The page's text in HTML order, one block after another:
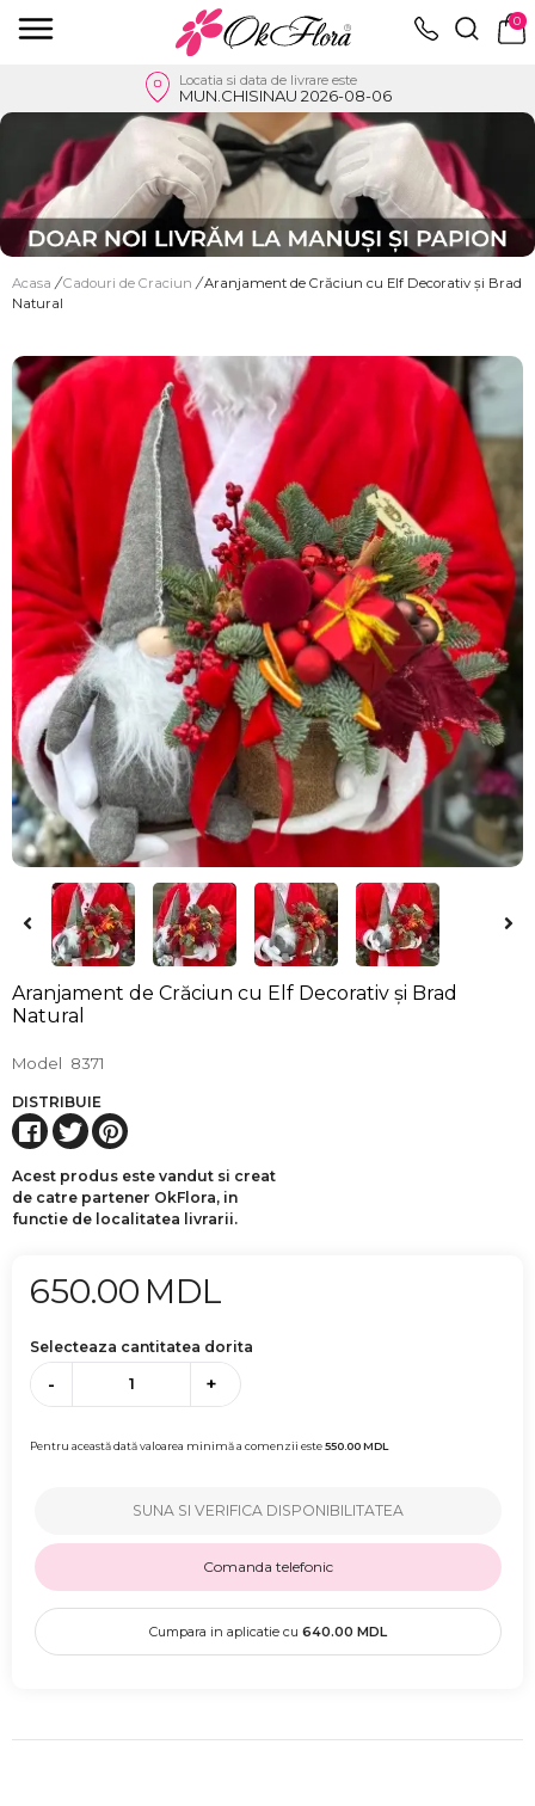
0
Locatia si data de livrare este
MUN.CHISINAU 2026-08-06
Acasa / Cadouri de Craciun / Aranjament de Crăciun cu Elf Decorativ și Brad
Natural
Aranjament de Crăciun cu Elf Decorativ și Brad
Natural
Model 8371
DISTRIBUIE
Acest produs este vandut si creat
de catre partener OkFlora, in
functie de localitatea livrarii.
650.00 MDL
Selecteaza cantitatea dorita
- +
Pentru această dată valoarea minimă a comenzii este550.00MDL
SUNA SI VERIFICA DISPONIBILITATEA
Comanda telefonic
Cumpara in aplicatie cu 640.00 MDL